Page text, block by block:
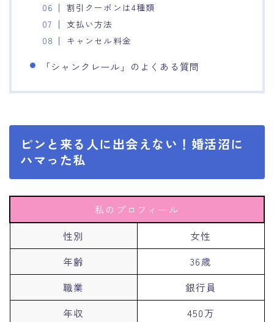
割引クーポンは4種類
支払い方法
キャンセル料金
「シャンクレール」のよくある質問
ピンと来る人に出会えない！婚活沼に
ハマった私
私のプロフィール
性別
女性
年齢
36歳
職業
銀行員
年収
450万